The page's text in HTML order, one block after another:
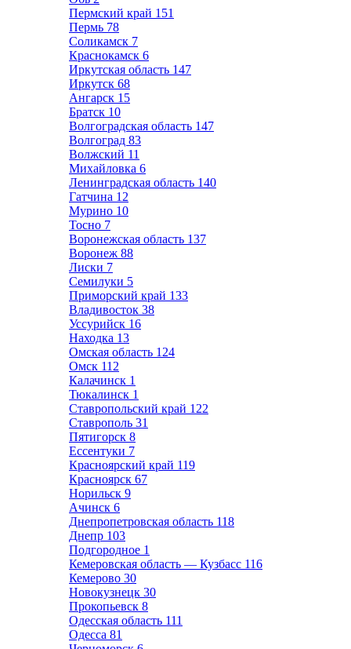
Пермский край 151
Пермь 78
Соликамск 7
Краснокамск 6
Иркутская область 147
Иркутск 68
Ангарск 15
Братск 10
Волгоградская область 147
Волгоград 83
Волжский 11
Михайловка 6
Ленинградская область 140
Гатчина 12
Мурино 10
Тосно 7
Воронежская область 137
Воронеж 88
Лиски 7
Семилуки 5
Приморский край 133
Владивосток 38
Уссурийск 16
Находка 13
Омская область 124
Омск 112
Калачинск 1
Тюкалинск 1
Ставропольский край 122
Ставрополь 31
Пятигорск 8
Ессентуки 7
Красноярский край 119
Красноярск 67
Норильск 9
Ачинск 6
Днепропетровская область 118
Днепр 103
Подгородное 1
Кемеровская область — Кузбасс 116
Кемерово 30
Новокузнецк 30
Прокопьевск 8
Одесская область 111
Одесса 81